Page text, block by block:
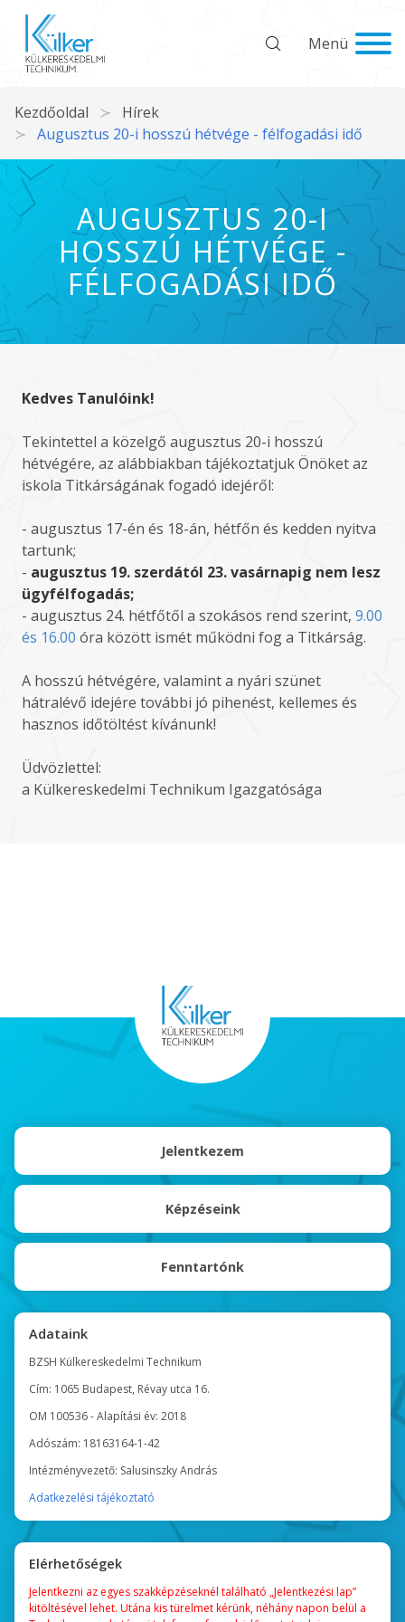
Menü
Kezdőoldal
Hírek
Augusztus 20-i hosszú hétvége - félfogadási idő
AUGUSZTUS 20-I
HOSSZÚ HÉTVÉGE -
FÉLFOGADÁSI IDŐ
Kedves Tanulóink!
Tekintettel a közelgő augusztus 20-i hosszú
hétvégére, az alábbiakban tájékoztatjuk Önöket az
iskola Titkárságának fogadó idejéről:
- augusztus 17-én és 18-án, hétfőn és kedden nyitva
tartunk;
- augusztus 19. szerdától 23. vasárnapig nem lesz
ügyfélfogadás;
- augusztus 24. hétfőtől a szokásos rend szerint, 9.00
és 16.00 óra között ismét működni fog a Titkárság.
A hosszú hétvégére, valamint a nyári szünet
hátralévő idejére további jó pihenést, kellemes és
hasznos időtöltést kívánunk!
Üdvözlettel:
a Külkereskedelmi Technikum Igazgatósága
Jelentkezem
Képzéseink
Fenntartónk
Adataink
BZSH Külkereskedelmi Technikum
Cím: 1065 Budapest, Révay utca 16.
OM 100536 - Alapítási év: 2018
Adószám: 18163164-1-42
Intézményvezető: Salusinszky András
Adatkezelési tájékoztató
Elérhetőségek
Jelentkezni az egyes szakképzéseknél található „Jelentkezési lap”
kitöltésével lehet. Utána kis türelmet kérünk, néhány napon belül a